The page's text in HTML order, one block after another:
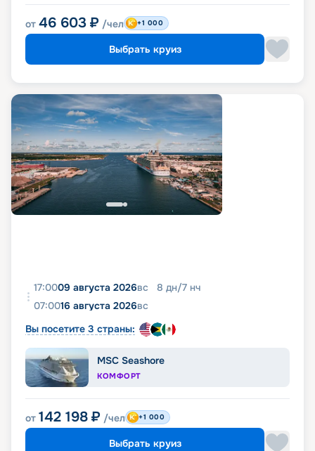
от 46 603 ₽ /чел +1 000
Выбрать круиз
17:0009 августа 2026вс 8 дн/7 нч
07:0016 августа 2026вс
Вы посетите 3 страны:
MSC Seashore
КОМФОРТ
от 142 198 ₽ /чел +1 000
Выбрать круиз